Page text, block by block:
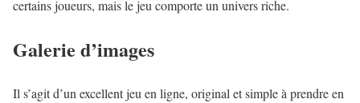
certains joueurs, mais le jeu comporte un univers riche.
Galerie d’images
Il s’agit d’un excellent jeu en ligne, original et simple à prendre en